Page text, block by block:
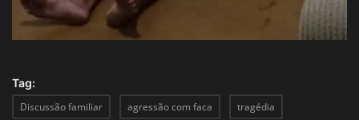
Tag:
Discussão familiar
agressão com faca tragédia